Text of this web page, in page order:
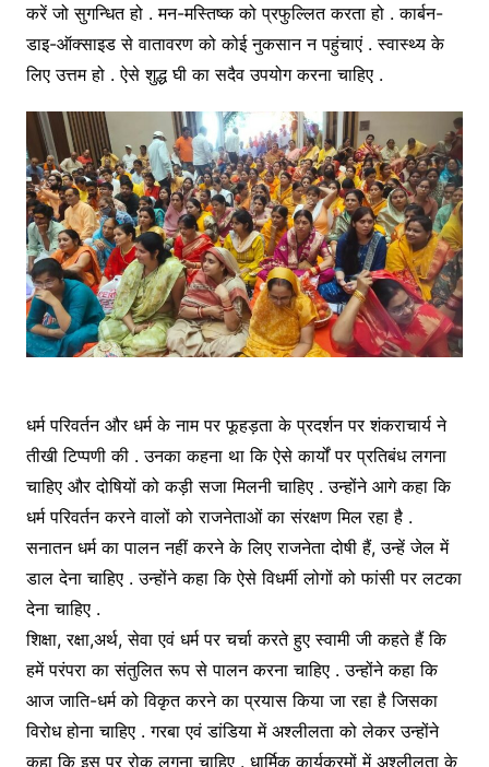
करें जो सुगन्धित हो . मन-मस्तिष्क को प्रफुल्लित करता हो . कार्बन-
डाइ-ऑक्साइड से वातावरण को कोई नुकसान न पहुंचाएं . स्वास्थ्य के
लिए उत्तम हो . ऐसे शुद्ध घी का सदैव उपयोग करना चाहिए .
धर्म परिवर्तन और धर्म के नाम पर फूहड़ता के प्रदर्शन पर शंकराचार्य ने
तीखी टिप्पणी की . उनका कहना था कि ऐसे कार्यों पर प्रतिबंध लगना
चाहिए और दोषियों को कड़ी सजा मिलनी चाहिए . उन्होंने आगे कहा कि
धर्म परिवर्तन करने वालों को राजनेताओं का संरक्षण मिल रहा है .
सनातन धर्म का पालन नहीं करने के लिए राजनेता दोषी हैं, उन्हें जेल में
डाल देना चाहिए . उन्होंने कहा कि ऐसे विधर्मी लोगों को फांसी पर लटका
देना चाहिए .
शिक्षा, रक्षा,अर्थ, सेवा एवं धर्म पर चर्चा करते हुए स्वामी जी कहते हैं कि
हमें परंपरा का संतुलित रूप से पालन करना चाहिए . उन्होंने कहा कि
आज जाति-धर्म को विकृत करने का प्रयास किया जा रहा है जिसका
विरोध होना चाहिए . गरबा एवं डांडिया में अश्लीलता को लेकर उन्होंने
कहा कि इस पर रोक लगना चाहिए . धार्मिक कार्यक्रमों में अश्लीलता के